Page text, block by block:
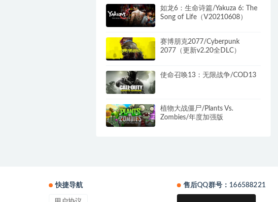
如龙6：生命诗篇/Yakuza 6: The
Song of Life（V20210608）
赛博朋克2077/Cyberpunk
2077（更新v2.20全DLC）
使命召唤13：无限战争/COD13
植物大战僵尸/Plants Vs.
Zombies/年度加强版
快捷导航 售后QQ群号：166588221